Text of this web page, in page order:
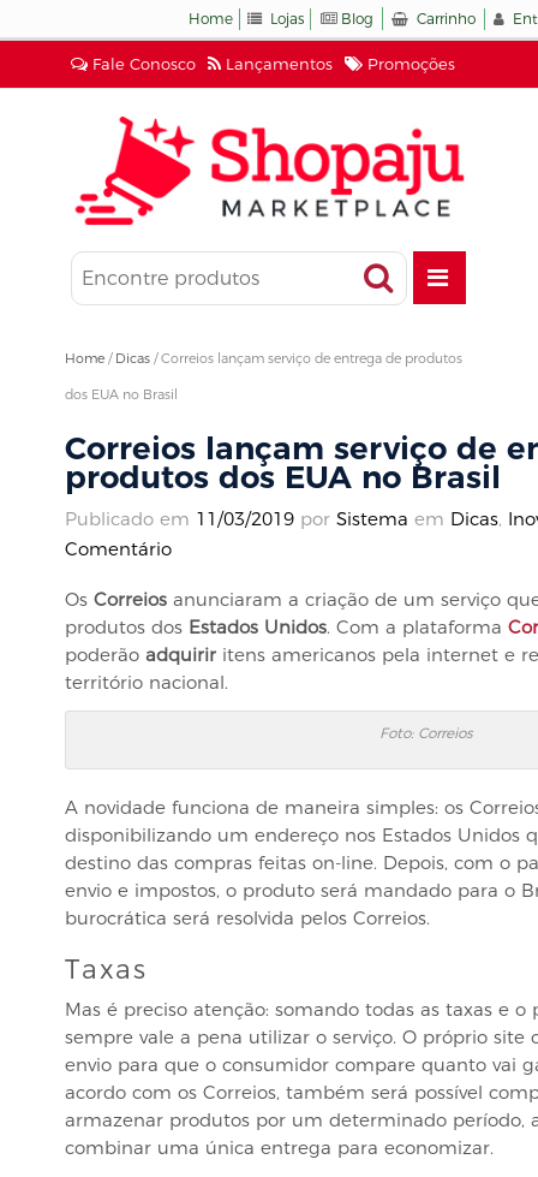
Fale Conosco Lançamentos Promoções
Home Lojas Blog Carrinho
Home / Dicas /Correios lançam serviço de entrega de produtos
dos EUA no Brasil
Correios lançam serviço de
produtos dos EUA no Brasil
Publicado em 11/03/2019 por Sistema em Dicas,
Comentário
Os Correios anunciaram a criação de um serviço
produtos dos Estados Unidos. Com a plataforma
poderão adquirir itens americanos pela internet e
território nacional.
Foto: Correios
A novidade funciona de maneira simples: os
disponibilizando um endereço nos Estados Unidos
destino das compras feitas on-line. Depois, com o
envio e impostos, o produto será mandado para o
burocrática será resolvida pelos Correios.
Taxas
Mas é preciso atenção: somando todas as taxas e
sempre vale a pena utilizar o serviço. O próprio site
envio para que o consumidor compare quanto vai
acordo com os Correios, também será possível
armazenar produtos por um determinado período,
combinar uma única entrega para economizar.